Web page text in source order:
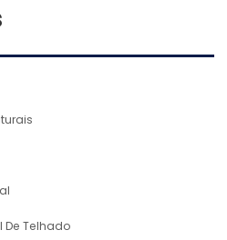
De Telhado